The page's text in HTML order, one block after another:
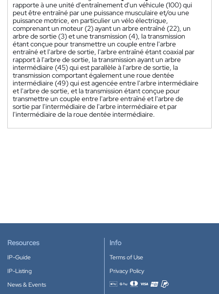
rapporte à une unité d'entraînement d'un véhicule (100) qui
peut être entraîné par une puissance musculaire et/ou une
puissance motrice, en particulier un vélo électrique,
comprenant un moteur (2) ayant un arbre entraîné (22), un
arbre de sortie (3) et une transmission (4), la transmission
étant conçue pour transmettre un couple entre l'arbre
entraîné et l'arbre de sortie, l'arbre entraîné étant coaxial par
rapport à l'arbre de sortie, la transmission ayant un arbre
intermédiaire (45) qui est parallèle à l'arbre de sortie, la
transmission comportant également une roue dentée
intermédiaire (49) qui est agencée entre l'arbre intermédiaire
et l'arbre de sortie, et la transmission étant conçue pour
transmettre un couple entre l'arbre entraîné et l'arbre de
sortie par l'intermédiaire de l'arbre intermédiaire et par
l'intermédiaire de la roue dentée intermédiaire.
Resources
IP-Guide
IP-Listing
News & Events
Info
Terms of Use
Privacy Policy
Accepted payment methods